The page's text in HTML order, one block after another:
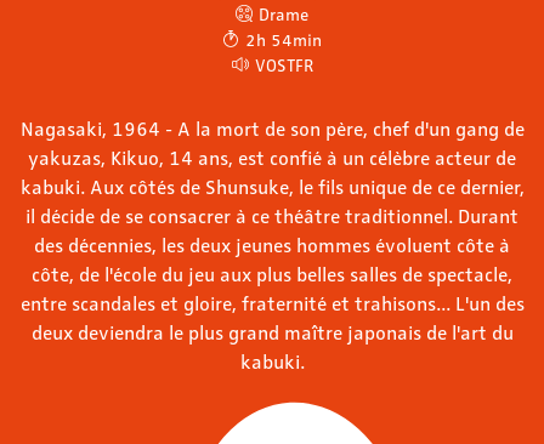
Drame
2h 54min
VOSTFR
Nagasaki, 1964 - A la mort de son père, chef d'un gang de
yakuzas, Kikuo, 14 ans, est confié à un célèbre acteur de
kabuki. Aux côtés de Shunsuke, le fils unique de ce dernier,
il décide de se consacrer à ce théâtre traditionnel. Durant
des décennies, les deux jeunes hommes évoluent côte à
côte, de l'école du jeu aux plus belles salles de spectacle,
entre scandales et gloire, fraternité et trahisons... L'un des
deux deviendra le plus grand maître japonais de l'art du
kabuki.